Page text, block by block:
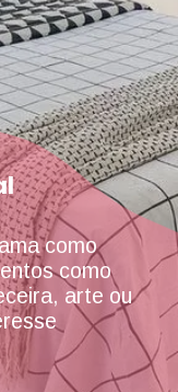
como
como
arte ou